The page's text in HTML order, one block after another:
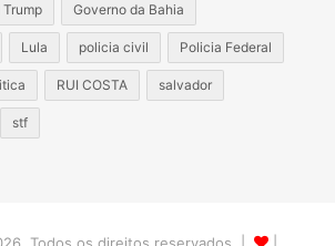
Trump Governo da Bahia
Lula policia civil Policia Federal
RUI COSTA salvador
stf